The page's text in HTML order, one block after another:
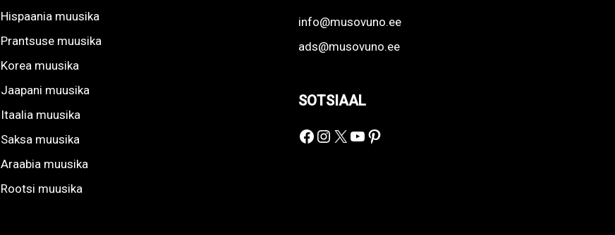
Hispaania muusika
Prantsuse muusika
Korea muusika
Jaapani muusika
Itaalia muusika
Saksa muusika
Araabia muusika
Rootsi muusika
info@musovuno.ee
ads@musovuno.ee
SOTSIAAL
Facebook
Instagram
X YouTube
Pinterest